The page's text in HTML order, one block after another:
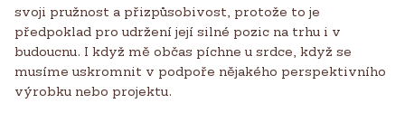
svoji pružnost a přizpůsobivost, protože to je
předpoklad pro udržení její silné pozic na trhu i v
budoucnu. I když mě občas píchne u srdce, když se
musíme uskromnit v podpoře nějakého perspektivního
výrobku nebo projektu.